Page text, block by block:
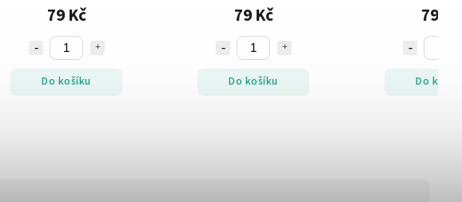
79 Kč
Do košíku
79 Kč
Do košíku
79 Kč
Do